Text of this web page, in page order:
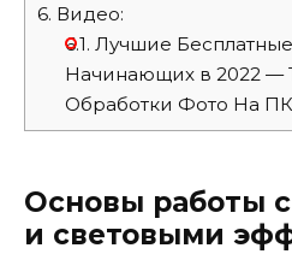
6. Видео:
6.1. Лучшие
Начинающих в 2022 —
Обработки Фото На ПК
Основы работы
и световыми